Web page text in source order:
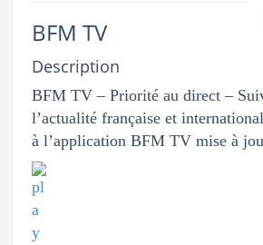
BFM TV
Description
BFM TV – Priorité au direct –
l’actualité française et
à l’application BFM TV mise à